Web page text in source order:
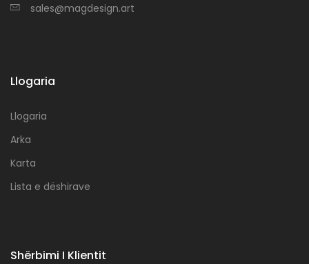
sales@magdesign.art
Llogaria
Llogaria
Arka
Karta
Lista e dëshirave
Shërbimi I Klientit